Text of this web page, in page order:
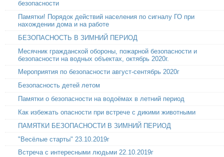
безопасности
Памятки! Порядок действий населения по сигналу ГО при
нахождении дома и на работе
БЕЗОПАСНОСТЬ В ЗИМНИЙ ПЕРИОД
Месячник гражданской обороны, пожарной безопасности и
безопасности на водных объектах, октябрь 2020г.
Мероприятия по безопасности август-сентябрь 2020г
Безопасность детей летом
Памятки о безопасности на водоёмах в летний период
Как избежать опасности при встрече с дикими животными
ПАМЯТКИ БЕЗОПАСНОСТИ В ЗИМНИЙ ПЕРИОД
"Весёлые старты" 23.10.2019г
Встреча с интересными людьми 22.10.2019г